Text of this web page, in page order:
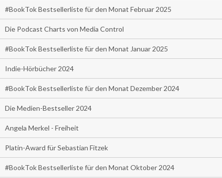
#BookTok Bestsellerliste für den Monat Februar 2025
Die Podcast Charts von Media Control
#BookTok Bestsellerliste für den Monat Januar 2025
Indie-Hörbücher 2024
#BookTok Bestsellerliste für den Monat Dezember 2024
Die Medien-Bestseller 2024
Angela Merkel - Freiheit
Platin-Award für Sebastian Fitzek
#BookTok Bestsellerliste für den Monat Oktober 2024